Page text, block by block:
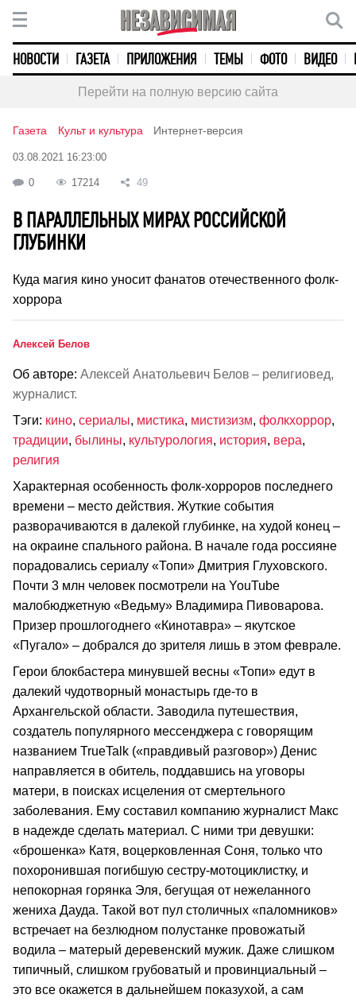
НОВОСТИ ГАЗЕТА ПРИЛОЖЕНИЯ ТЕМЫ ФОТО ВИДЕО
Перейти на полную версию сайта
Газета Культ и культура Интернет-версия
03.08.2021 16:23:00
0 17214 49
В ПАРАЛЛЕЛЬНЫХ МИРАХ РОССИЙСКОЙ
ГЛУБИНКИ
Куда магия кино уносит фанатов отечественного фолк-
хоррора
Алексей Белов
Об авторе: Алексей Анатольевич Белов – религиовед,
журналист.
Тэги: кино, сериалы, мистика, мистизизм, фолкхоррор,
традиции, былины, культурология, история, вера,
религия
Характерная особенность фолк-хорроров последнего
времени – место действия. Жуткие события
разворачиваются в далекой глубинке, на худой конец –
на окраине спального района. В начале года россияне
порадовались сериалу «Топи» Дмитрия Глуховского.
Почти 3 млн человек посмотрели на YouTube
малобюджетную «Ведьму» Владимира Пивоварова.
Призер прошлогоднего «Кинотавра» – якутское
«Пугало» – добрался до зрителя лишь в этом феврале.
Герои блокбастера минувшей весны «Топи» едут в
далекий чудотворный монастырь где-то в
Архангельской области. Заводила путешествия,
создатель популярного мессенджера с говорящим
названием TrueTalk («правдивый разговор») Денис
направляется в обитель, поддавшись на уговоры
матери, в поисках исцеления от смертельного
заболевания. Ему составил компанию журналист Макс
в надежде сделать материал. С ними три девушки:
«брошенка» Катя, воцерковленная Соня, только что
похоронившая погибшую сестру-мотоциклистку, и
непокорная горянка Эля, бегущая от нежеланного
жениха Дауда. Такой вот пул столичных «паломников»
встречает на безлюдном полустанке провожатый
водила – матерый деревенский мужик. Даже слишком
типичный, слишком грубоватый и провинциальный –
это все окажется в дальнейшем показухой, а сам